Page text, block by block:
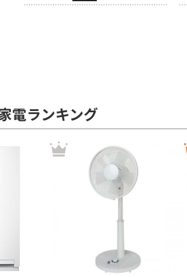
電ランキング